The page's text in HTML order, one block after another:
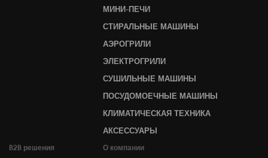
МИНИ-ПЕЧИ
СТИРАЛЬНЫЕ МАШИНЫ
АЭРОГРИЛИ
ЭЛЕКТРОГРИЛИ
СУШИЛЬНЫЕ МАШИНЫ
ПОСУДОМОЕЧНЫЕ МАШИНЫ
КЛИМАТИЧЕСКАЯ ТЕХНИКА
АКСЕССУАРЫ
B2B решения О компании